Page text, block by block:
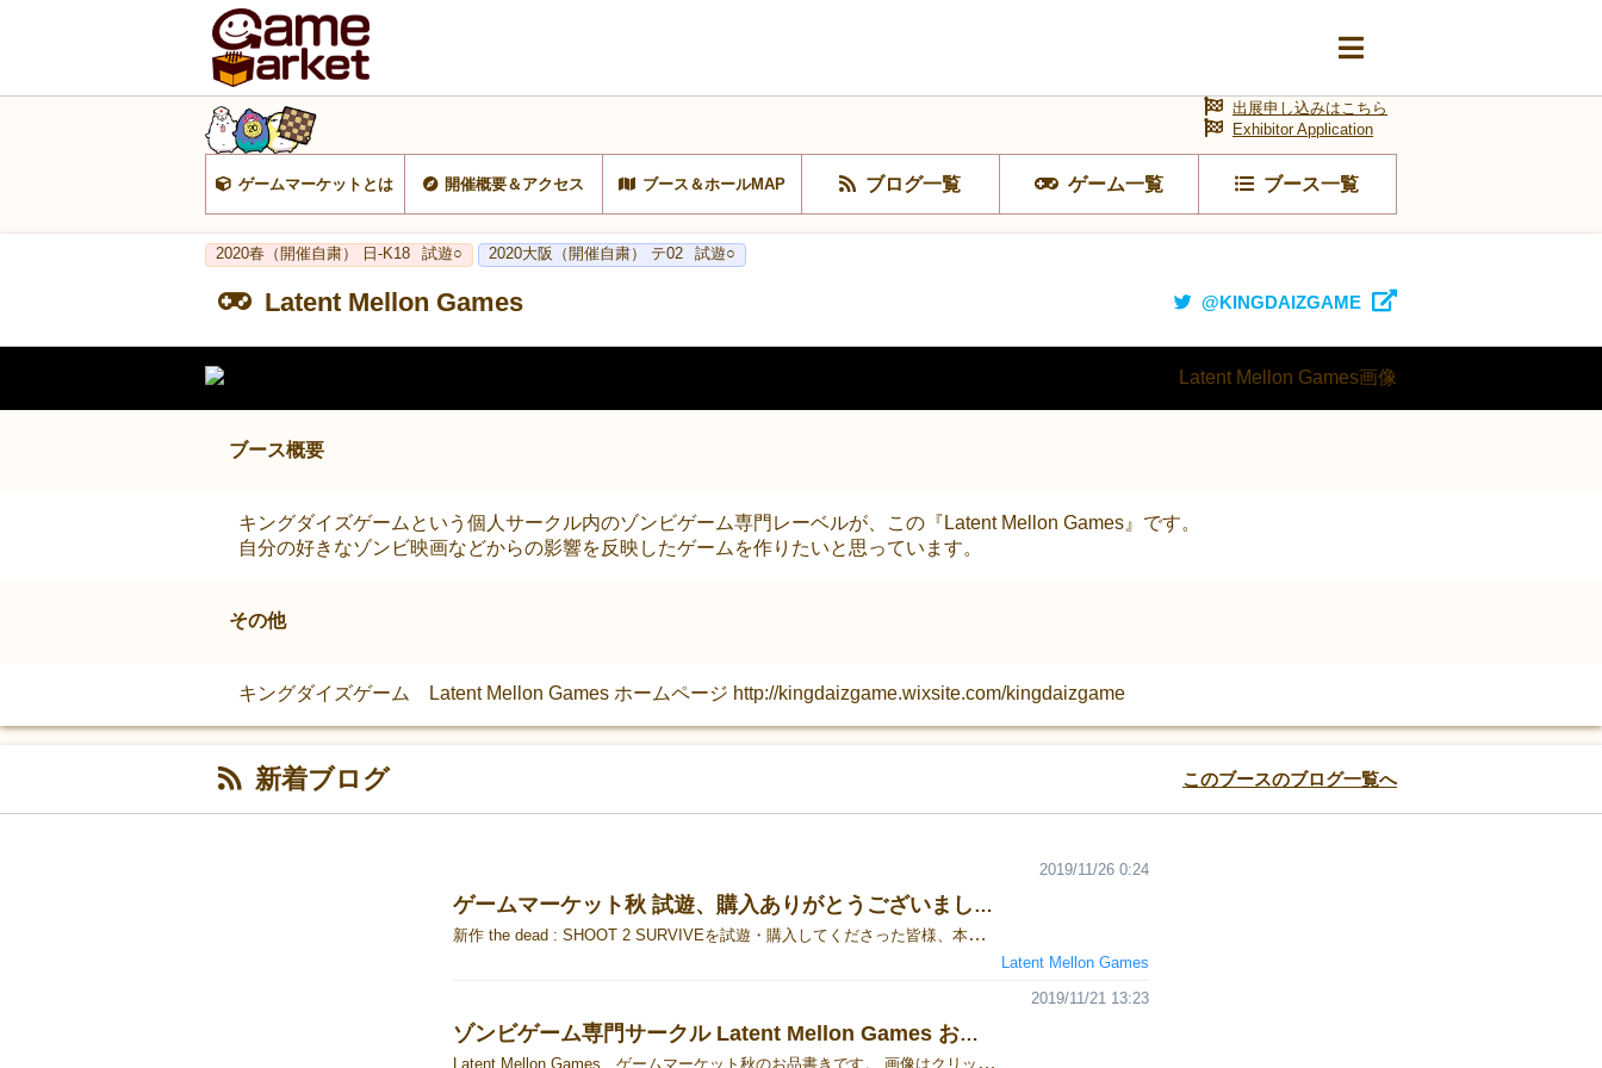
ゲームマーケットとは 開催概要＆アクセス ブース＆ホールMAP ブログ一覧 ゲーム一覧 ブース一覧
出展申し込みはこちら
Exhibitor Application
2020春（開催自粛） 日-K18 試遊○ 2020大阪（開催自粛） テ02 試遊○
Latent Mellon Games @KINGDAIZGAME
ブース概要
キングダイズゲームという個人サークル内のゾンビゲーム専門レーベルが、この『Latent Mellon Games』です。
自分の好きなゾンビ映画などからの影響を反映したゲームを作りたいと思っています。
その他
キングダイズゲーム Latent Mellon Games ホームページ http://kingdaizgame.wixsite.com/kingdaizgame
新着ブログ このブースのブログ一覧へ
ゲームマーケット秋 試遊、購入ありがとうございました！
新作 the dead : SHOOT 2 SURVIVEを試遊・購入してくださった皆様、本当にありがとうございました！ 次回は大阪に出店します。 いまさらですが紹介マンガを描きましたので読んでいただけたら嬉しいです。 そして興味を持っていただけたら、ゲームマーケット大阪にお越しくださいませ！
2019/11/26 0:24
Latent Mellon Games
ゾンビゲーム専門サークル Latent Mellon Games お品書き
Latent Mellon Games、ゲームマーケット秋のお品書きです。 画像はクリックで拡大、ゲーム名のリンクから公式ページのゲーム説明に跳べます。 ①新作 the dead : SHOOT 2 SURVIVE 2,000円 ②旧作 the dead : beloved one 1,000円 ③グッズ the dead : SHOOT 2 SURVIVE ベースボールキャップ 3,500円 ロゴは刺繍、後ろはスナップフィット、フリーサイズです。 ゲームと同時購入してくださる場合は500円値引きします。 どちらのゲームも試遊できますので、ぜひお越しください。 あなたの好きなゾンビ映画のおすすめも教えてくれたらさらにうれしいです。
2019/11/21 13:23